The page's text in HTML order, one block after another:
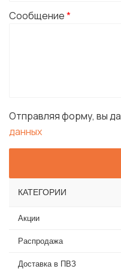
Сообщение*
Отправляя форму, вы
данных
КАТЕГОРИИ
Акции
Распродажа
Доставка в ПВЗ